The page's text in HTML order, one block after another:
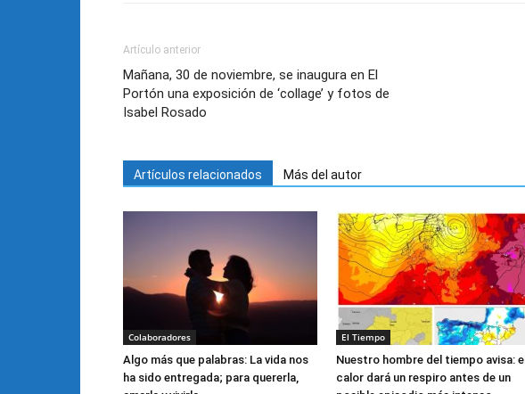
Artículo anterior
Mañana, 30 de noviembre, se inaugura en El
Portón una exposición de ‘collage’ y fotos de
Isabel Rosado
Artículos relacionados Más del autor
Colaboradores
Algo más que palabras: La vida nos
ha sido entregada; para quererla,
El Tiempo
Nuestro hombre del tiempo avisa: el
calor dará un respiro antes de un